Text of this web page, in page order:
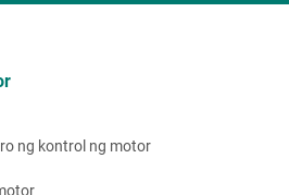
ng kontrol ng motor